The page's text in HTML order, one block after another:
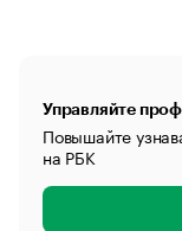
Управляйте
Повышайте
на РБК